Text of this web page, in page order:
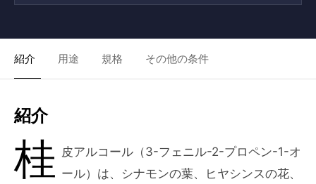
紹介 用途 規格 その他の条件
紹介
桂 皮アルコール（3-フェニル-2-プロペン-1-オ
ール）は、シナモンの葉、ヒヤシンスの花、